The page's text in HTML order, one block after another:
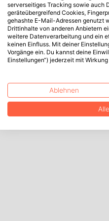
serverseitiges Tracking sowie auch
geräteübergreifend Cookies,
gehashte E-Mail-Adressen genutzt
Drittinhalte von anderen Anbietern
weitere Datenverarbeitung und ein
keinen Einfluss. Mit deiner
Vorgänge ein. Du kannst deine
Einstellungen“) jederzeit mit
Ablehnen